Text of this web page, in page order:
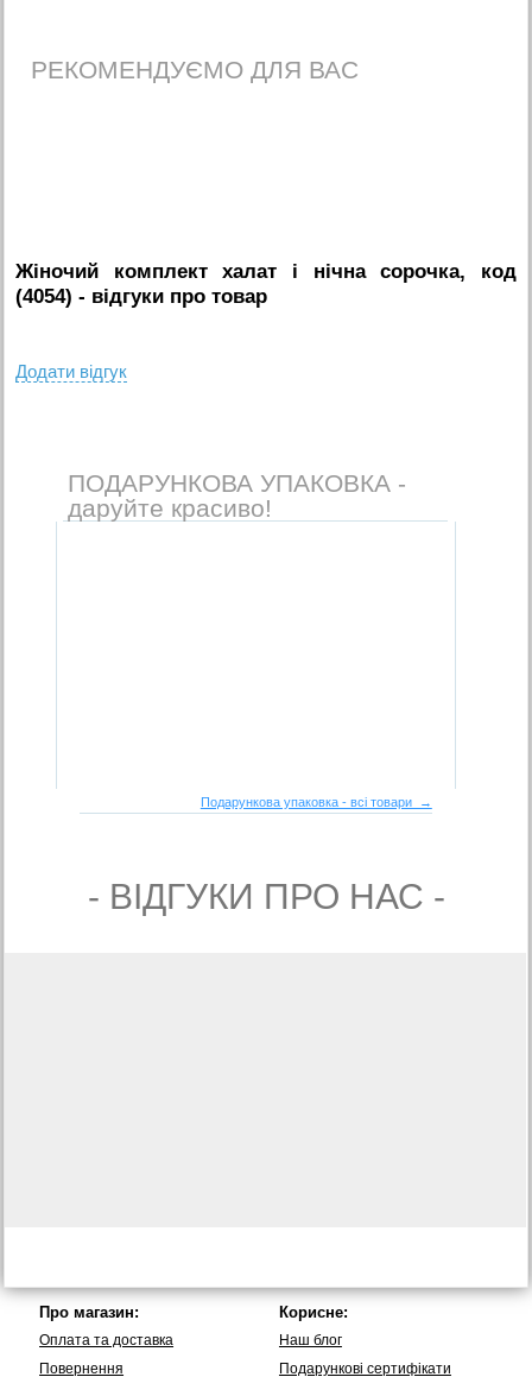
РЕКОМЕНДУЄМО ДЛЯ ВАС
Жіночий комплект халат і нічна сорочка, код
(4054) - вiдгуки про товар
Додати вiдгук
ПОДАРУНКОВА УПАКОВКА -
даруйте красиво!
Подарункова упаковка - всі товари →
- ВIДГУКИ ПРО НАС -
Про магазин:
Оплата та доставка
Повернення
Корисне:
Наш блог
Подарункові сертифікати